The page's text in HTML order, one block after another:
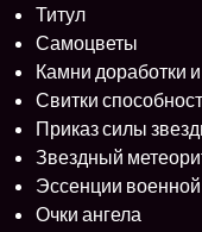
Титул
Самоцветы
Камни доработки
Свитки
Приказ силы
Звездный
Эссенции военной
Очки ангела